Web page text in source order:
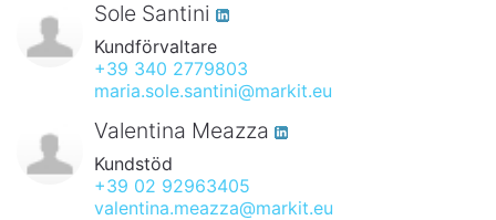
Sole Santini
Kundförvaltare
+39 340 2779803
maria.sole.santini@markit.eu
Valentina Meazza
Kundstöd
+39 02 92963405
valentina.meazza@markit.eu